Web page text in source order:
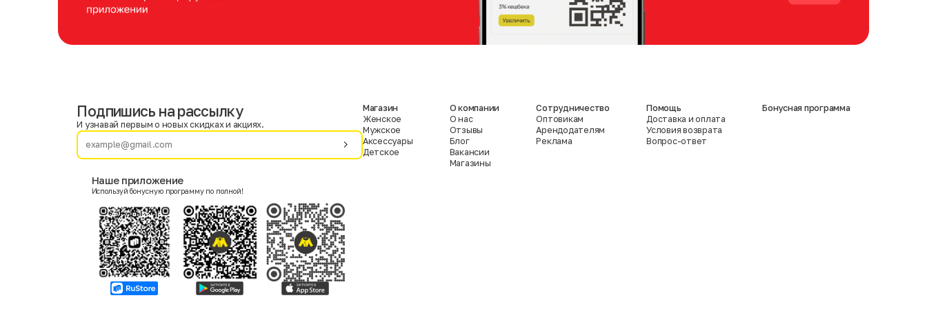
Фамилия
Женский
Согласие на получение чеков по электронной почте
Подпишись на рассылку
И узнавай первым о новых скидках и акциях.
Наше приложение
Используй бонусную программу по полной!
Магазин
Женское
Мужское
Аксессуары
Детское
О компании
О нас
Отзывы
Блог
Вакансии
Магазины
Сотрудничество
Оптовикам
Арендодателям
Реклама
Помощь
Доставка и оплата
Условия возврата
Вопрос-ответ
Бонусная программа